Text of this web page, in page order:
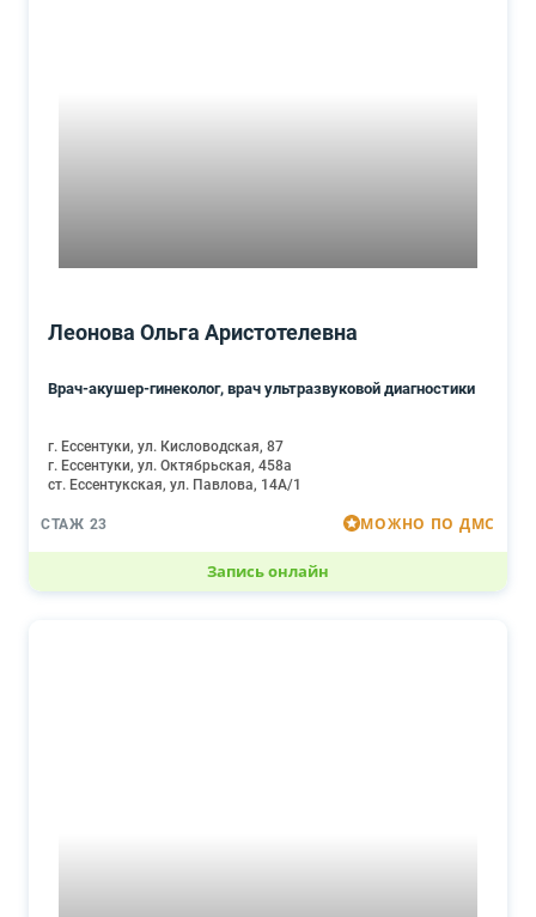
Леонова Ольга Аристотелевна
Врач-акушер-гинеколог, врач ультразвуковой диагностики
г. Ессентуки, ул. Кисловодская, 87
г. Ессентуки, ул. Октябрьская, 458а
ст. Ессентукская, ул. Павлова, 14А/1
СТАЖ 23 МОЖНО ПО ДМС
Запись онлайн